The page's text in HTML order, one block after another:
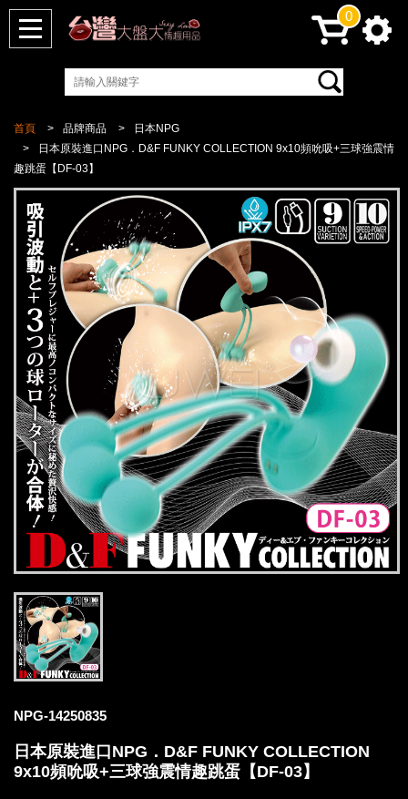
首頁 品牌商品
日本NPG
日本原裝進口NPG．D&F FUNKY COLLECTION 9x10頻吮吸+三球強震情
趣跳蛋【DF-03】
NPG-14250835
日本原裝進口NPG．D&F FUNKY COLLECTION
9x10頻吮吸+三球強震情趣跳蛋【DF-03】
0